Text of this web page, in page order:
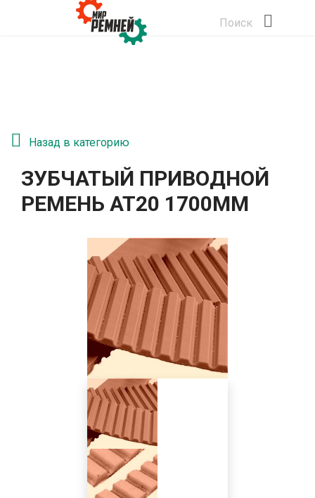
Поиск
Назад в категорию
ЗУБЧАТЫЙ ПРИВОДНОЙ
РЕМЕНЬ АТ20 1700ММ